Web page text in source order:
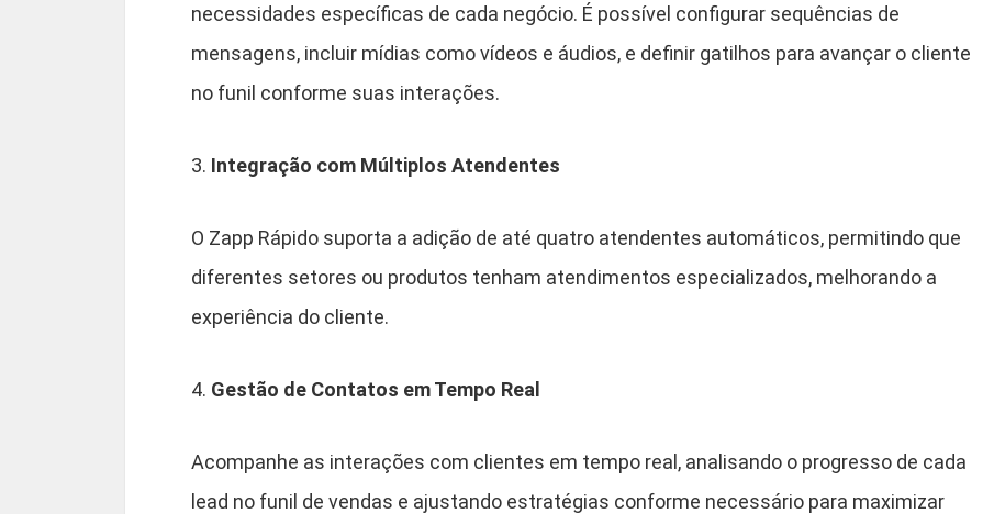
necessidades específicas de cada negócio. É possível configurar sequências de
mensagens, incluir mídias como vídeos e áudios, e definir gatilhos para avançar o cliente
no funil conforme suas interações.
3. Integração com Múltiplos Atendentes
O Zapp Rápido suporta a adição de até quatro atendentes automáticos, permitindo que
diferentes setores ou produtos tenham atendimentos especializados, melhorando a
experiência do cliente.
4. Gestão de Contatos em Tempo Real
Acompanhe as interações com clientes em tempo real, analisando o progresso de cada
lead no funil de vendas e ajustando estratégias conforme necessário para maximizar